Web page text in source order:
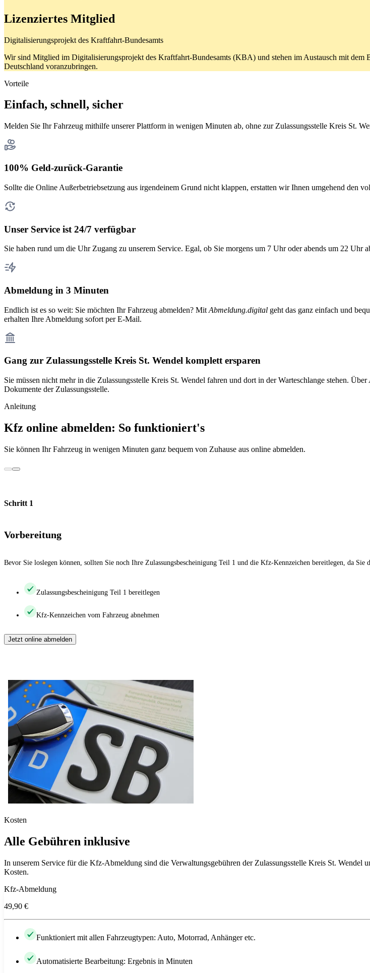
Lizenziertes Mitglied
Digitalisierungsprojekt des Kraftfahrt-Bundesamts
Wir sind Mitglied im Digitalisierungsprojekt des Kraftfahrt-Bundesamts (KBA) und stehen im Austausch mit
Deutschland voranzubringen.
Vorteile
Einfach, schnell, sicher
Melden Sie Ihr Fahrzeug mithilfe unserer Plattform in wenigen Minuten ab, ohne zur Zulassungsstelle Kreis St.
100% Geld-zurück-Garantie
Sollte die Online Außerbetriebsetzung aus irgendeinem Grund nicht klappen, erstatten wir Ihnen umgehend den
Unser Service ist 24/7 verfügbar
Sie haben rund um die Uhr Zugang zu unserem Service. Egal, ob Sie morgens um 7 Uhr oder abends um 22 Uhr
Abmeldung in 3 Minuten
Endlich ist es so weit: Sie möchten Ihr Fahrzeug abmelden? Mit Abmeldung.digital geht das ganz einfach und
erhalten Ihre Abmeldung sofort per E-Mail.
Gang zur Zulassungsstelle Kreis St. Wendel komplett ersparen
Sie müssen nicht mehr in die Zulassungsstelle Kreis St. Wendel fahren und dort in der Warteschlange stehen. Über
Dokumente der Zulassungsstelle.
Anleitung
Kfz online abmelden: So funktioniert's
Sie können Ihr Fahrzeug in wenigen Minuten ganz bequem von Zuhause aus online abmelden.
Schritt 1
Vorbereitung
Bevor Sie loslegen können, sollten Sie noch Ihre Zulassungsbescheinigung Teil 1 und die Kfz-Kennzeichen bereitlegen, da Sie
Zulassungsbescheinigung Teil 1 bereitlegen
Kfz-Kennzeichen vom Fahrzeug abnehmen
Jetzt online abmelden
Kosten
Alle Gebühren inklusive
In unserem Service für die Kfz-Abmeldung sind die Verwaltungsgebühren der Zulassungsstelle Kreis St.
Kosten.
Kfz-Abmeldung
49,90 €
Funktioniert mit allen Fahrzeugtypen: Auto, Motorrad, Anhänger etc.
Automatisierte Bearbeitung: Ergebnis in Minuten